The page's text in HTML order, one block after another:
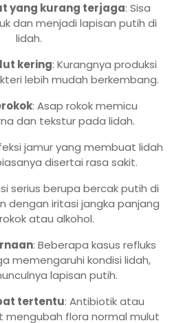
yang kurang terjaga: Sisa
dan menjadi lapisan putih di
lidah.
kering: Kurangnya produksi
lebih mudah berkembang.
: Asap rokok memicu
dan tekstur pada lidah.
jamur yang membuat lidah
disertai rasa sakit.
serius berupa bercak putih di
dengan iritasi jangka panjang
atau alkohol.
: Beberapa kasus refluks
memengaruhi kondisi lidah,
lapisan putih.
tertentu: Antibiotik atau
flora normal mulut